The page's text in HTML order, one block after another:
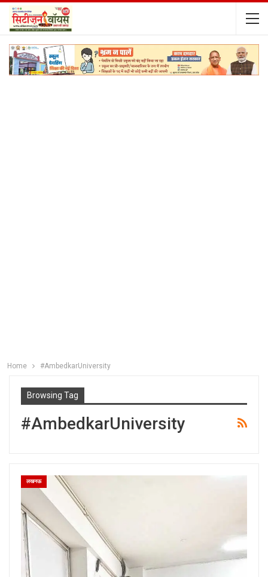
Home #AmbedkarUniversity
Browsing Tag
#AmbedkarUniversity
लखनऊ